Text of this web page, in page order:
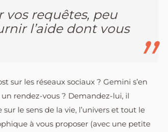
vos requêtes, peu
l’aide dont vous
sur les réseaux sociaux ? Gemini s’en
rendez-vous ? Demandez-lui, il
le sens de la vie, l’univers et tout le
à vous proposer (avec une petite